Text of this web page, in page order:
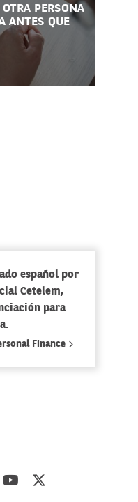
PERSONA
ANTES QUE
español por
Cetelem,
para
Finance